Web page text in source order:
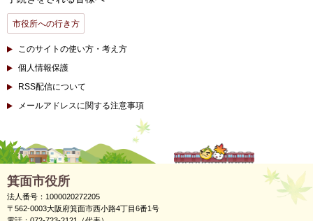
市役所への行き方
このサイトの使い方・考え方
個人情報保護
RSS配信について
メールアドレスに関する注意事項
箕面市役所
法人番号：1000020272205
〒562-0003大阪府箕面市西小路4丁目6番1号